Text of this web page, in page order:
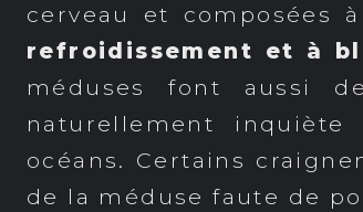
cerveau et composées
refroidissement et à
méduses font aussi
naturellement
océans. Certains
de la méduse faute de